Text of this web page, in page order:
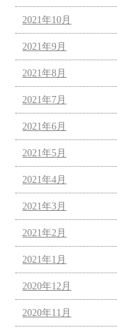
2021年10月
2021年9月
2021年8月
2021年7月
2021年6月
2021年5月
2021年4月
2021年3月
2021年2月
2021年1月
2020年12月
2020年11月